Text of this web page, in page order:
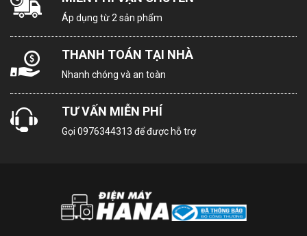
sạch
Thủy phân, EcoClean Direct
Làm nóng trước
nhanh
Pizza
Áp dụng từ 2 sản phẩm
THANH TOÁN TẠI NHÀ
Nhanh chóng và an toàn
TƯ VẤN MIỄN PHÍ
Gọi 0976344313 để được hỗ trợ